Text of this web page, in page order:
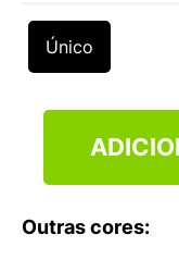
Único
Outras cores:
º
NEW 530
10º VANS TÊNIS